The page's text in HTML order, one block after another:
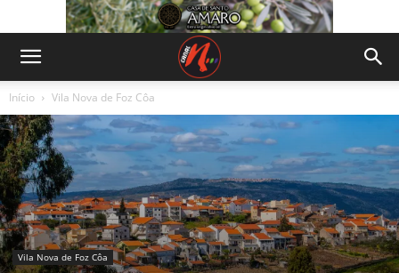
Início Vila Nova de Foz Côa
Vila Nova de Foz Côa